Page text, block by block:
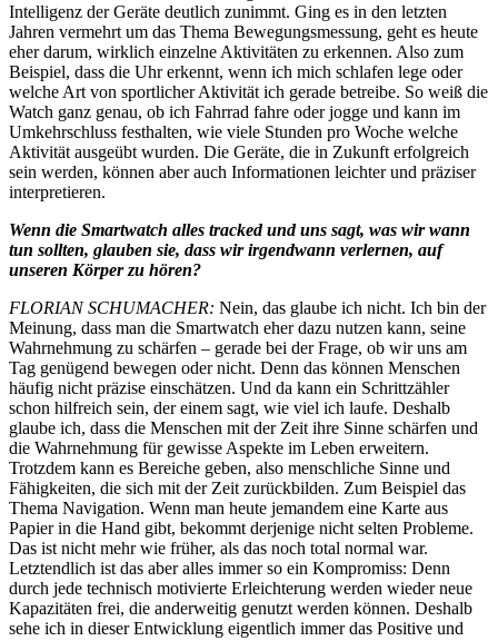
Intelligenz der Geräte deutlich zunimmt. Ging es in den letzten
Jahren vermehrt um das Thema Bewegungsmessung, geht es heute
eher darum, wirklich einzelne Aktivitäten zu erkennen. Also zum
Beispiel, dass die Uhr erkennt, wenn ich mich schlafen lege oder
welche Art von sportlicher Aktivität ich gerade betreibe. So weiß die
Watch ganz genau, ob ich Fahrrad fahre oder jogge und kann im
Umkehrschluss festhalten, wie viele Stunden pro Woche welche
Aktivität ausgeübt wurden. Die Geräte, die in Zukunft erfolgreich
sein werden, können aber auch Informationen leichter und präziser
interpretieren.
Wenn die Smartwatch alles tracked und uns sagt, was wir wann
tun sollten, glauben sie, dass wir irgendwann verlernen, auf
unseren Körper zu hören?
FLORIAN SCHUMACHER: Nein, das glaube ich nicht. Ich bin der
Meinung, dass man die Smartwatch eher dazu nutzen kann, seine
Wahrnehmung zu schärfen – gerade bei der Frage, ob wir uns am
Tag genügend bewegen oder nicht. Denn das können Menschen
häufig nicht präzise einschätzen. Und da kann ein Schrittzähler
schon hilfreich sein, der einem sagt, wie viel ich laufe. Deshalb
glaube ich, dass die Menschen mit der Zeit ihre Sinne schärfen und
die Wahrnehmung für gewisse Aspekte im Leben erweitern.
Trotzdem kann es Bereiche geben, also menschliche Sinne und
Fähigkeiten, die sich mit der Zeit zurückbilden. Zum Beispiel das
Thema Navigation. Wenn man heute jemandem eine Karte aus
Papier in die Hand gibt, bekommt derjenige nicht selten Probleme.
Das ist nicht mehr wie früher, als das noch total normal war.
Letztendlich ist das aber alles immer so ein Kompromiss: Denn
durch jede technisch motivierte Erleichterung werden wieder neue
Kapazitäten frei, die anderweitig genutzt werden können. Deshalb
sehe ich in dieser Entwicklung eigentlich immer das Positive und